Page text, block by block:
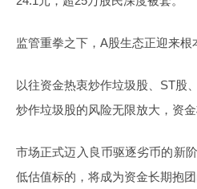
监管重拳之下，A股生态正迎来根
以往资金热衷炒作垃圾股、ST股
炒作垃圾股的风险无限放大，资
市场正式迈入良币驱逐劣币的新
低估值标的，将成为资金长期抱团